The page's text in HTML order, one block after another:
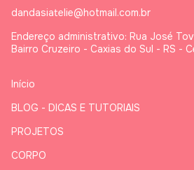
dandasiatelie@hotmail.com.br
Endereço administrativo: Rua José
Bairro Cruzeiro - Caxias do Sul - RS -
Início
BLOG - DICAS E TUTORIAIS
PROJETOS
CORPO